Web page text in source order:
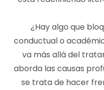
¿Hay algo que
conductual o
va más allá del
aborda las causas
se trata de hacer